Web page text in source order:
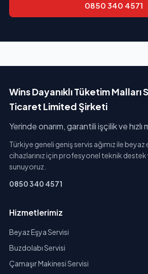
0850 340 4571
Wins Dayanıklı Tüketim Malları
Ticaret Limited Şirketi
Yerinde onarım, garantili işçilik ve hızlı
Türkiye geneli geniş servis ağımız ile
cihazlarınız için profesyonel teknik destek
sunuyoruz.
0850 340 4571
Hizmetlerimiz
Beyaz Eşya Servisi
Buzdolabı Servisi
Çamaşır Makinesi Servisi